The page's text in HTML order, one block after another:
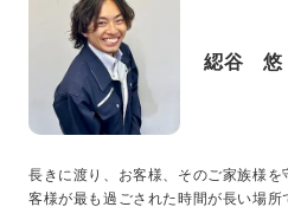
綛谷 悠
長きに渡り、お客様、そのご家族様
客様が最も過ごされた時間が長い場